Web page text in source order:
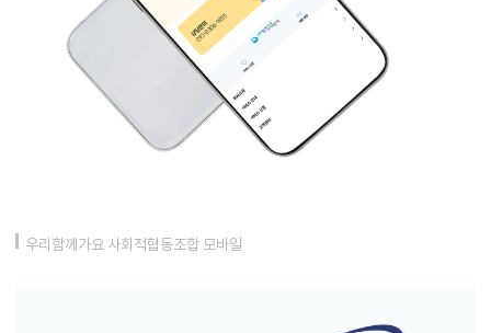
우리함께가요 사회적협동조합 모바일